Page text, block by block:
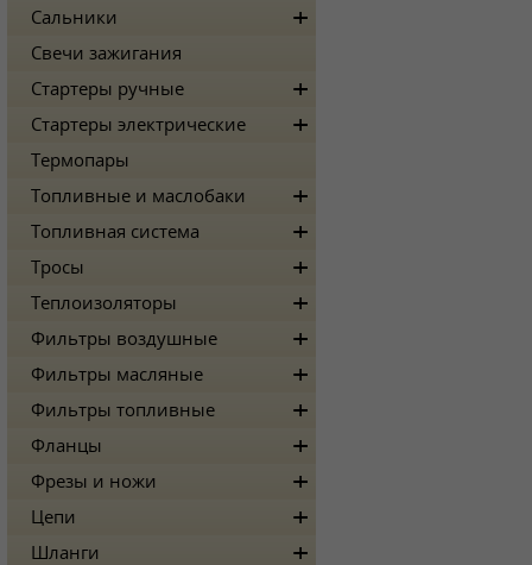
Сальники
Свечи зажигания
Стартеры ручные
Стартеры электрические
Термопары
Топливные и маслобаки
Топливная система
Тросы
Теплоизоляторы
Фильтры воздушные
Фильтры масляные
Фильтры топливные
Фланцы
Фрезы и ножи
Цепи
Шланги